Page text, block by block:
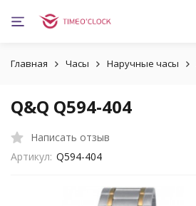
Главная Часы Наручные часы
Q&Q Q594-404
Написать отзыв
Артикул: Q594-404